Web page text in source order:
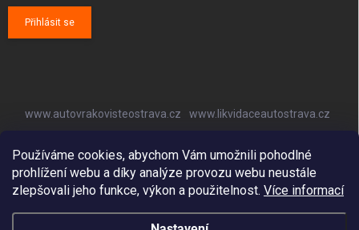
Používáme cookies, abychom Vám umožnili pohodlné
prohlížení webu a díky analýze provozu webu neustále
zlepšovali jeho funkce, výkon a použitelnost. Více informací
Přihlásit se
www.autovrakovisteostrava.cz
www.likvidaceautostrava.cz